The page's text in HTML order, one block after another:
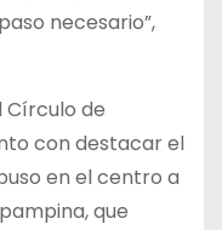
necesario”,
Círculo de
con destacar el
en el centro a
que